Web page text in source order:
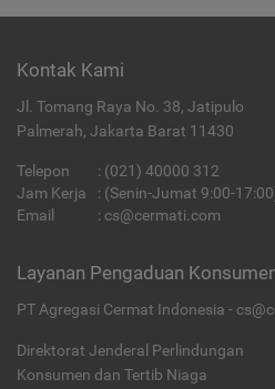
Kontak Kami
Jl. Tomang Raya No. 38, Jatipulo
Palmerah, Jakarta Barat 11430
Telepon : (021) 40000 312
Jam Kerja
: (Senin-Jumat 9:00-
Email
: cs@cermati.com
Layanan Pengaduan
PT Agregasi Cermat Indonesia -
Direktorat Jenderal Perlindungan
Konsumen dan Tertib Niaga